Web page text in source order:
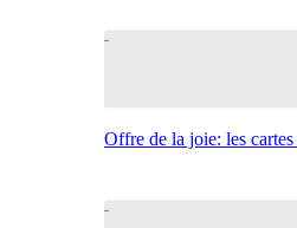
Offre de la joie: les